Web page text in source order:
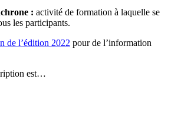
: activité de formation à laquelle se
les participants.
de l’édition 2022 pour de l’information
est…